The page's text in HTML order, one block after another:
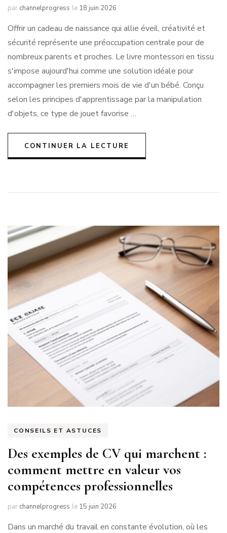
par channelprogress le 18 juin 2026
Offrir un cadeau de naissance qui allie éveil, créativité et
sécurité représente une préoccupation centrale pour de
nombreux parents et proches. Le livre montessori en tissu
s'impose aujourd'hui comme une solution idéale pour
accompagner les premiers mois de vie d'un bébé. Conçu
selon les principes d'apprentissage par la manipulation
d'objets, ce type de jouet favorise …
CONTINUER LA LECTURE
CONSEILS ET ASTUCES
Des exemples de CV qui marchent :
comment mettre en valeur vos
compétences professionnelles
par channelprogress le 15 juin 2026
Dans un marché du travail en constante évolution, où les